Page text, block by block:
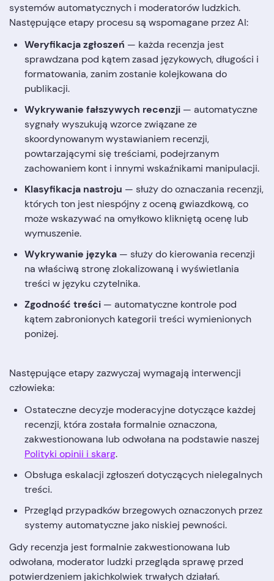
systemów automatycznych i moderatorów ludzkich.
Następujące etapy procesu są wspomagane przez AI:
Weryfikacja zgłoszeń — każda recenzja jest
sprawdzana pod kątem zasad językowych, długości i
formatowania, zanim zostanie kolejkowana do
publikacji.
Wykrywanie fałszywych recenzji — automatyczne
sygnały wyszukują wzorce związane ze
skoordynowanym wystawianiem recenzji,
powtarzającymi się treściami, podejrzanym
zachowaniem kont i innymi wskaźnikami manipulacji.
Klasyfikacja nastroju — służy do oznaczania recenzji,
których ton jest niespójny z oceną gwiazdkową, co
może wskazywać na omyłkowo klikniętą ocenę lub
wymuszenie.
Wykrywanie języka — służy do kierowania recenzji
na właściwą stronę zlokalizowaną i wyświetlania
treści w języku czytelnika.
Zgodność treści — automatyczne kontrole pod
kątem zabronionych kategorii treści wymienionych
poniżej.
Następujące etapy zazwyczaj wymagają interwencji
człowieka:
Ostateczne decyzje moderacyjne dotyczące każdej
recenzji, która została formalnie oznaczona,
zakwestionowana lub odwołana na podstawie naszej
Polityki opinii i skarg.
Obsługa eskalacji zgłoszeń dotyczących nielegalnych
treści.
Przegląd przypadków brzegowych oznaczonych przez
systemy automatyczne jako niskiej pewności.
Gdy recenzja jest formalnie zakwestionowana lub
odwołana, moderator ludzki przegląda sprawę przed
potwierdzeniem jakichkolwiek trwałych działań.